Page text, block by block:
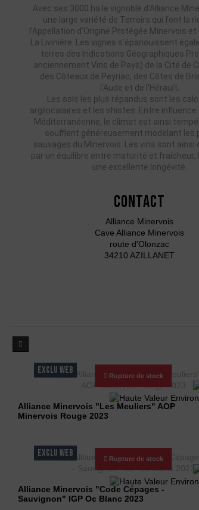
Avec ses 3000 ha le vignoble d’Alliance
une large variété de Terroirs qui font la
l’Appellation d’Origine Protégée Minervois
La Livinière. Les vignes s’épanouissent
terres des Indications Géographiques
anciennement Vins de Pays) de la Cité de
des Côteaux de Peyriac, des Côtes de
l’Aude et de l’Hérault.
Les sols les plus répandus sont les
argilocalaires et les shistes. Entre influence
Méditerranéenne, le climat est ainsi
soufflent généreusement modelant les
sauvages du Minervois. Les vins sont
par un équilibre entre maturité et fraicheur,
une excellente longévité.
Contact
Alliance Minervois
Cave Alliance Minervois
route d'Olonzac
34210 AZILLANET
EXCLU WEB Rupture de stock
Alliance Minervois "Les Meuliers" AOP
Minervois Rouge 2023
EXCLU WEB Rupture de stock
Alliance Minervois "Code Cépages -
Sauvignon" IGP Oc Blanc 2023